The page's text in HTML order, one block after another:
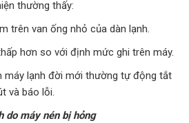
thường thấy:
trên van ống nhỏ của dàn lạnh.
hơn so với định mức ghi trên máy.
máy lạnh đời mới thường tự động tắt
và báo lỗi.
do máy nén bị hỏng